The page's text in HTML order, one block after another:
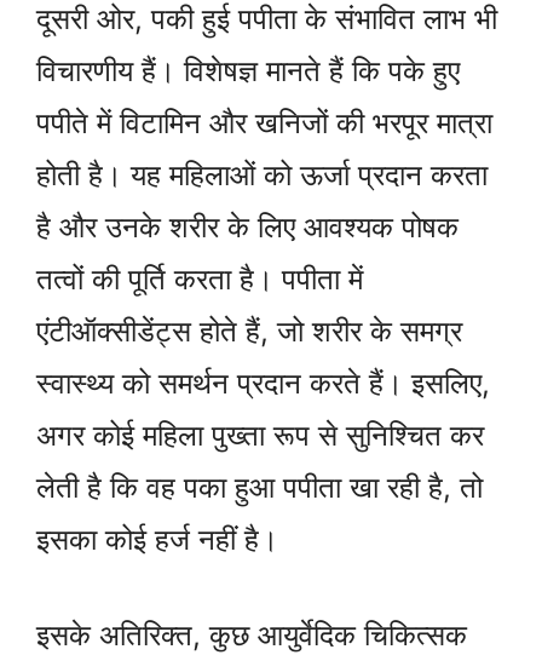
दूसरी ओर, पकी हुई पपीता के संभावित लाभ भी
विचारणीय हैं। विशेषज्ञ मानते हैं कि पके हुए
पपीते में विटामिन और खनिजों की भरपूर मात्रा
होती है। यह महिलाओं को ऊर्जा प्रदान करता
है और उनके शरीर के लिए आवश्यक पोषक
तत्वों की पूर्ति करता है। पपीता में
एंटीऑक्सीडेंट्स होते हैं, जो शरीर के समग्र
स्वास्थ्य को समर्थन प्रदान करते हैं। इसलिए,
अगर कोई महिला पुख्ता रूप से सुनिश्चित कर
लेती है कि वह पका हुआ पपीता खा रही है, तो
इसका कोई हर्ज नहीं है।
इसके अतिरिक्त, कुछ आयुर्वेदिक चिकित्सक